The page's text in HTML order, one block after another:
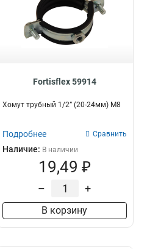
Fortisflex 59914
Хомут трубный 1/2” (20-24мм) М8
Подробнее Сравнить
Наличие: В наличии
19,49 ₽
– +
В корзину